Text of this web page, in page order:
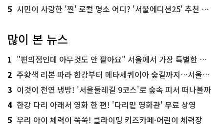
5 시민이 사랑한 '찐' 로컬 명소 어디? '서울에디션25' 추천 코스
많이 본 뉴스
1 "편의점인데 아무것도 안 팔아요" 서울에서 가장 특별한 편의점의 정체
2 주황색 리본 따라 한강부터 메타세쿼이아 숲길까지…서울둘레길 15코스
3 이것이 천연 냉방! '서울둘레길 9코스'로 숲속 피서 떠나볼까
4 한강 다리 아래서 영화 한 편! '다리밑 영화관' 무료 상영
5 우리 아이 체력이 쑥쑥! 클라이밍 키즈카페·어린이 체력장